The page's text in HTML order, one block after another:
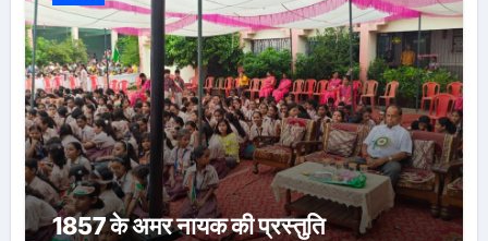
1857 के अमर नायक की प्रस्तुति